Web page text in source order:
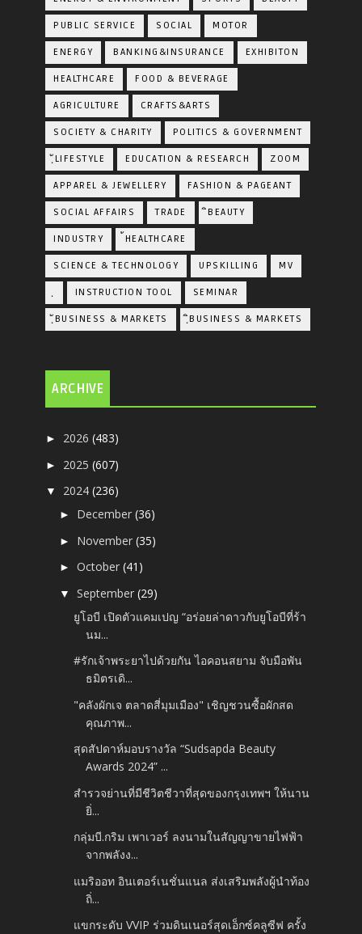
PUBLIC SERVICE SOCIAL MOTOR
ENERGY BANKING&INSURANCE EXHIBITON
HEALTHCARE FOOD & BEVERAGE
AGRICULTURE CRAFTS&ARTS
SOCIETY & CHARITY POLITICS & GOVERNMENT
ฺัLIFESTYLE EDUCATION & RESEARCH ZOOM
APPAREL & JEWELLERY FASHION & PAGEANT
SOCIAL AFFAIRS TRADE ิBEAUTY
INDUSTRY ้HEALTHCARE
SCIENCE & TECHNOLOGY UPSKILLING MV
INSTRUCTION TOOL SEMINAR
ฺัBUSINESS & MARKETS ฺิBUSINESS & MARKETS
ARCHIVE
► 2026(483)
► 2025(607)
▼ 2024(236)
► December(36)
► November(35)
►October(41)
▼September(29)
ยูโอบี เปิดตัวแคมเปญ “อร่อยล่าดาวกับยูโอบีที่ร้า
นม...
#รักเจ้าพระยาไปด้วยกัน ไอคอนสยาม จับมือพัน
ธมิตรเดิ...
"คลังผักเจ ตลาดสี่มุมเมือง" เชิญชวนซื้อผักสด
คุณภาพ...
สุดสัปดาห์มอบรางวัล “Sudsapda Beauty
Awards 2024” ...
สำรวจย่านที่มีชีวิตชีวาที่สุดของกรุงเทพฯ ให้นาน
ยิ่...
กลุ่มบี.กริม เพาเวอร์ ลงนามในสัญญาขายไฟฟ้า
จากพลังง...
แมริออท อินเตอร์เนชั่นแนล ส่งเสริมพลังผู้นำท้อง
ถิ่...
แขกระดับ VVIP ร่วมดินเนอร์สุดเอ็กซ์คลูซีฟ ครั้ง